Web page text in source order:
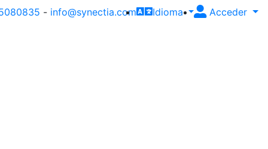
- info@synectia.com Idioma Acceder